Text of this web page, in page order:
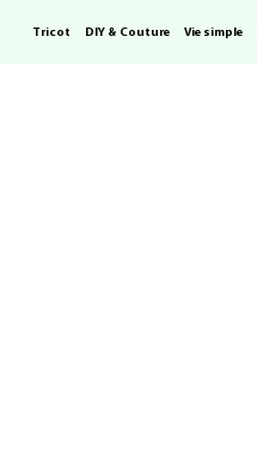
Tricot DIY & Couture Vie simple